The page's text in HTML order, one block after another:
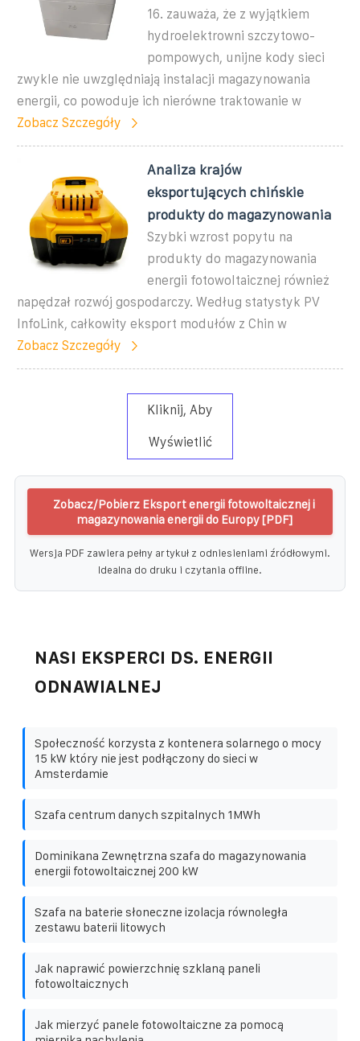
16. zauważa, że z wyjątkiem
hydroelektrowni szczytowo-
pompowych, unijne kody sieci
zwykle nie uwzględniają instalacji magazynowania
energii, co powoduje ich nierówne traktowanie w
Zobacz Szczegóły
Analiza krajów
eksportujących chińskie
produkty do magazynowania
Szybki wzrost popytu na
produkty do magazynowania
energii fotowoltaicznej również
napędzał rozwój gospodarczy. Według statystyk PV
InfoLink, całkowity eksport modułów z Chin w
Zobacz Szczegóły
Kliknij, Aby
Wyświetlić
Zobacz/Pobierz Eksport energii fotowoltaicznej i
magazynowania energii do Europy [PDF]
Wersja PDF zawiera pełny artykuł z odniesieniami źródłowymi.
Idealna do druku i czytania offline.
NASI EKSPERCI DS. ENERGII
ODNAWIALNEJ
Społeczność korzysta z kontenera solarnego o mocy
15 kW który nie jest podłączony do sieci w
Amsterdamie
Szafa centrum danych szpitalnych 1MWh
Dominikana Zewnętrzna szafa do magazynowania
energii fotowoltaicznej 200 kW
Szafa na baterie słoneczne izolacja równoległa
zestawu baterii litowych
Jak naprawić powierzchnię szklaną paneli
fotowoltaicznych
Jak mierzyć panele fotowoltaiczne za pomocą